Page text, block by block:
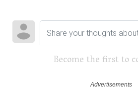
Become the first to